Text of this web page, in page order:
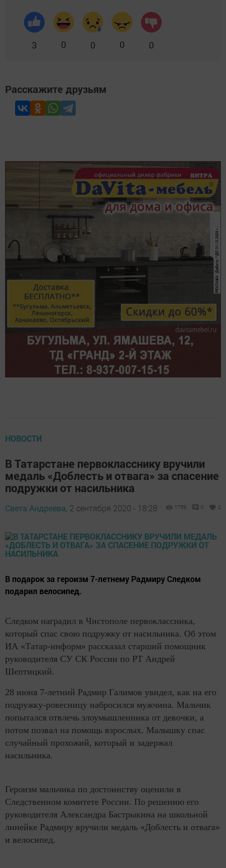
3 0 0 0 0
Расскажите друзьям
НОВОСТИ
В Татарстане первокласснику вручили
медаль «Доблесть и отвага» за спасение
подружки от насильника
Света Андреева, 2 сентября 2020 - 18:28 1759 0 2
В подарок за героизм 7-летнему Радмиру Следком
подарил велосипед.
Следком наградил в Чистополе первоклассника,
который спас свою подружку от насильника. Об этом
ИА «Татар-информ» рассказал старший помощник
руководителя СУ СК России по РТ Андрей
Шептицкий.
28 июня 7-летний Радмир Галимов увидел, как на его
подружку-ровесницу набросился мужчина. Мальчик
попытался отвлечь злоумышленника от девочки, а
потом позвал на помощь взрослых. Малышку спас
случайный прохожий, который и задержал
насильника.
Героизм мальчика по достоинству оценили в
Следственном комитете России. По решению его
руководителя Александра Бастрыкина на школьной
линейке Радмиру вручили медаль «Доблесть и отвага»
и велосипед.